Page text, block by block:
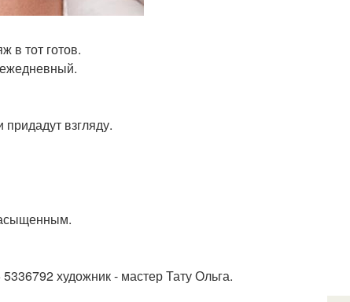
в тот готов.
взгляду.
художник - мастер Тату Ольга.